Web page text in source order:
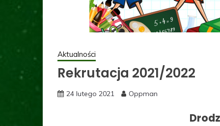
Aktualności
Rekrutacja 2021/2022
24 lutego 2021 Oppman